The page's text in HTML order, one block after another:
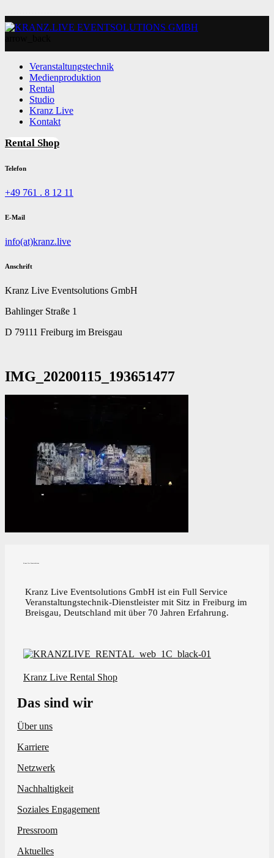
Veranstaltungstechnik
Medienproduktion
Rental
Studio
Kranz Live
Kontakt
Rental Shop
Telefon
+49 761 . 8 12 11
E-Mail
info(at)kranz.live
Anschrift
Kranz Live Eventsolutions GmbH
Bahlinger Straße 1
D 79111 Freiburg im Breisgau
IMG_20200115_193651477
Kranz Live Eventsolutions GmbH ist ein Full Service
Veranstaltungstechnik-Dienstleister mit Sitz in Freiburg im
Breisgau, Deutschland mit über 70 Jahren Erfahrung.
Kranz Live Rental Shop
Das sind wir
Über uns
Karriere
Netzwerk
Nachhaltigkeit
Soziales Engagement
Pressroom
Aktuelles